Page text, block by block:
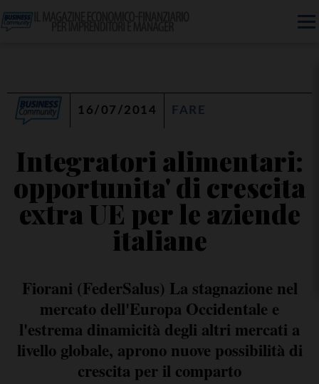
16/07/2014 FARE
Integratori alimentari:
opportunita' di crescita
extra UE per le aziende
italiane
Fiorani (FederSalus) La stagnazione nel
mercato dell'Europa Occidentale e
l'estrema dinamicità degli altri mercati a
livello globale, aprono nuove possibilità di
crescita per il comparto